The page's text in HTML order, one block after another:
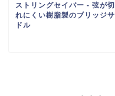
ストリングセイバー ‐ 弦が切
れにくい樹脂製のブリッジサ
ドル